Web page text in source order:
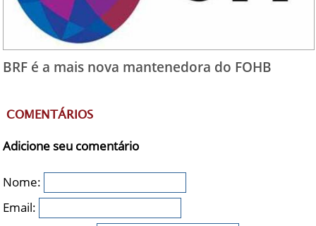
BRF é a mais nova mantenedora do FOHB
COMENTÁRIOS
Adicione seu comentário
Nome:
Email: